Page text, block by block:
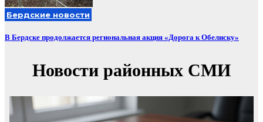
Бердские новости
В Бердске продолжается региональная акция «Дорога к Обелиску»